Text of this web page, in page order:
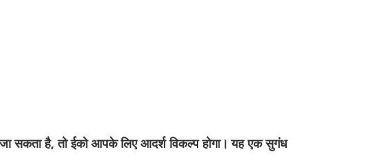
है, तो ईको आपके लिए आदर्श विकल्प होगा। यह एक सुगंध